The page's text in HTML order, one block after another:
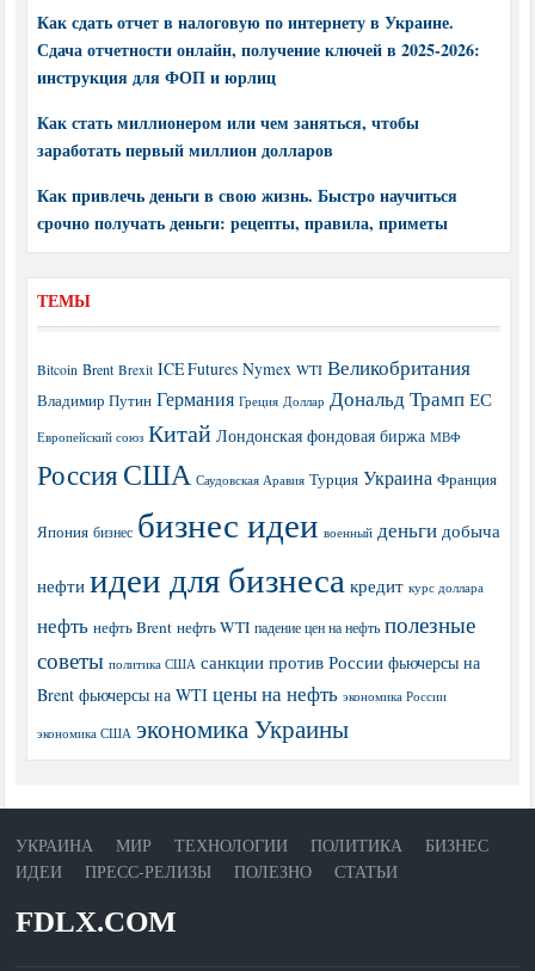
Как сдать отчет в налоговую по интернету в Украине.
Сдача отчетности онлайн, получение ключей в 2025-2026:
инструкция для ФОП и юрлиц
Как стать миллионером или чем заняться, чтобы
заработать первый миллион долларов
Как привлечь деньги в свою жизнь. Быстро научиться
срочно получать деньги: рецепты, правила, приметы
ТЕМЫ
Bitcoin Brent Brexit ICE Futures Nymex WTI Великобритания
Владимир Путин Германия Греция Доллар Дональд Трамп ЕС
Европейский союз Китай Лондонская фондовая биржа МВФ
РоссияСША Саудовская Аравия Турция Украина Франция
Япония бизнес бизнес идеи военный деньги добыча
нефти идеи для бизнеса кредит курс доллара
нефть нефть Brent нефть WTI падение цен на нефть полезные
советы политика США санкции против России фьючерсы на
Brent фьючерсы на WTI цены на нефть экономика России
экономика США экономика Украины
УКРАИНА МИР ТЕХНОЛОГИИ ПОЛИТИКА
БИЗНЕС
ИДЕИ
ПРЕСС-РЕЛИЗЫ ПОЛЕЗНО СТАТЬИ
FDLX.COM